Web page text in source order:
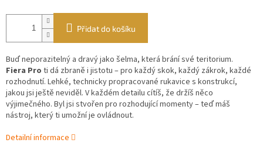
Přidat do košíku
Buď neporazitelný a dravý jako šelma, která brání své teritorium.
Fiera Pro ti dá zbraně i jistotu – pro každý skok, každý zákrok, každé
rozhodnutí. Lehké, technicky propracované rukavice s konstrukcí,
jakou jsi ještě neviděl. V každém detailu cítíš, že držíš něco
výjimečného. Byl jsi stvořen pro rozhodující momenty – teď máš
nástroj, který ti umožní je ovládnout.
Detailní informace